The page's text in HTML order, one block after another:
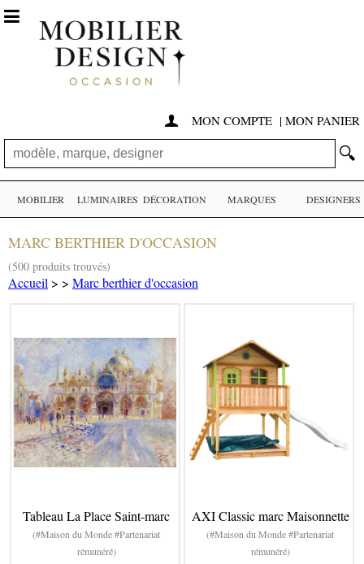
 MON COMPTE | MON PANIER
🔍

MOBILIER LUMINAIRES DÉCORATION MARQUES DESIGNERS
MARC BERTHIER D'OCCASION
(500 produits trouvés)
Accueil > > Marc berthier d'occasion
Tableau La Place Saint-marc
(#Maison du Monde #Partenariat
rémunéré)
AXI Classic marc Maisonnette
(#Maison du Monde #Partenariat
rémunéré)